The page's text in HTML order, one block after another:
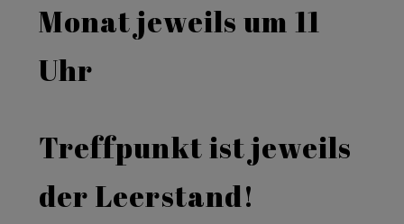
Monat jeweils um 11
Uhr
Treffpunkt ist jeweils
der Leerstand!